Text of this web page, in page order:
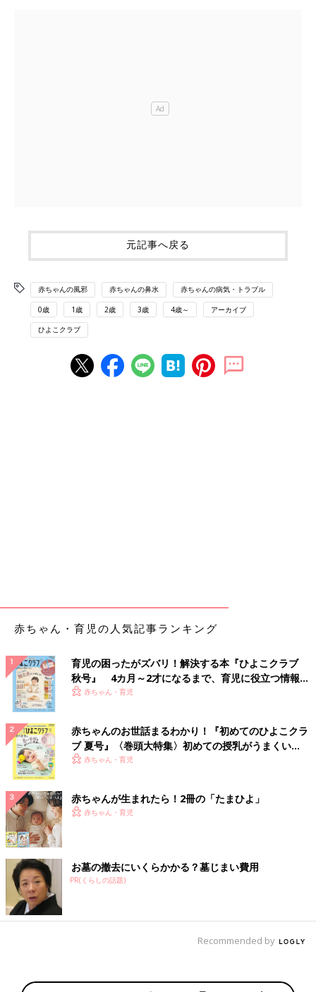
元記事へ戻る
赤ちゃんの風邪 赤ちゃんの鼻水 赤ちゃんの病気・トラブル
0歳 1歳 2歳 3歳 4歳～ アーカイブ
ひよこクラブ
赤ちゃん・育児の人気記事ランキング
育児の困ったがズバリ！解決する本『ひよこクラブ
秋号』 4カ月～2才になるまで、育児に役立つ情報が
いっぱい！
赤ちゃん・育児
赤ちゃんのお世話まるわかり！『初めてのひよこクラ
ブ 夏号』〈巻頭大特集〉初めての授乳がうまくい
く！ おっぱい・ミルクの基本と夏のトラブル 解決テ
赤ちゃん・育児
赤ちゃんが生まれたら！2冊の「たまひよ」
赤ちゃん・育児
お墓の撤去にいくらかかる？墓じまい費用
PR(くらしの話題)
Recommended by